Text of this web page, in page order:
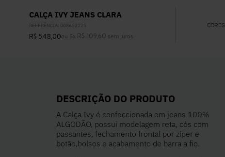
CALÇA IVY JEANS CLARA
REFERÊNCIA: 008652225
R$ 548,00ou 5x R$ 109 60 sem juros
CORES
DESCRIÇÃO DO PRODUTO
A Calça Ivy é confeccionada em jeans 100%
ALGODÃO, possui modelagem reta, cós com
passantes, fechamento frontal por zíper e
botão,bolsos e acabamento de barra a fio.